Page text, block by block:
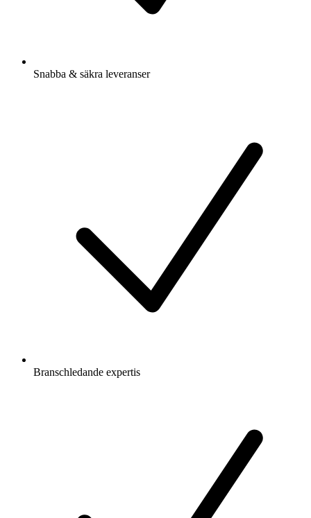
Snabba & säkra leveranser
Branschledande expertis